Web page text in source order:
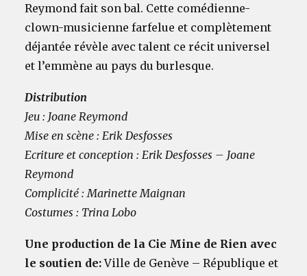
Reymond fait son bal. Cette comédienne-
clown-musicienne farfelue et complètement
déjantée révèle avec talent ce récit universel
et l’emmène au pays du burlesque.
Distribution
Jeu : Joane Reymond
Mise en scène : Erik Desfosses
Ecriture et conception : Erik Desfosses – Joane
Reymond
Complicité : Marinette Maignan
Costumes : Trina Lobo
Une production de la Cie Mine de Rien avec
le soutien de:Ville de Genève – République et